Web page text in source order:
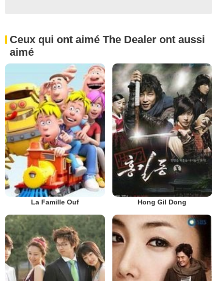
Ceux qui ont aimé The Dealer ont aussi
aimé
La Famille Ouf Hong Gil Dong